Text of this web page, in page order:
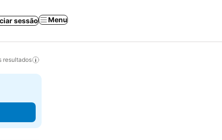
sessão Menu
resultados